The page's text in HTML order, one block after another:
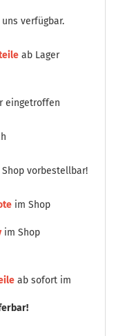
verfügbar.
ab Lager
eingetroffen
vorbestellbar!
im Shop
im Shop
ab sofort im